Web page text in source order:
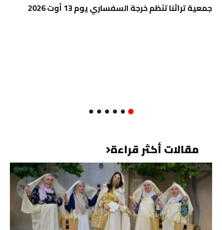
جمعية تراثنا تنَظم خرجة السفساري يوم 13 أوت 2026
مقالات أكثر قراءة